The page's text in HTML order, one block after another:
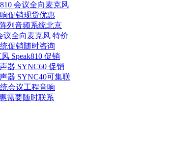
会议全向麦克风
促销现货优惠
列音频系统北京
议全向麦克风 特价
促销随时咨询
Speak810 促销
器 SYNC60 促销
器 SYNC40可集联
会议工程音响
需要随时联系